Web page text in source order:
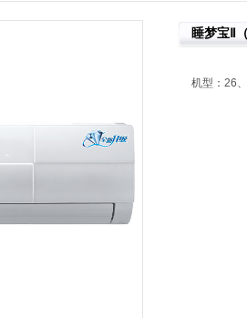
睡梦宝Ⅱ
机型：26